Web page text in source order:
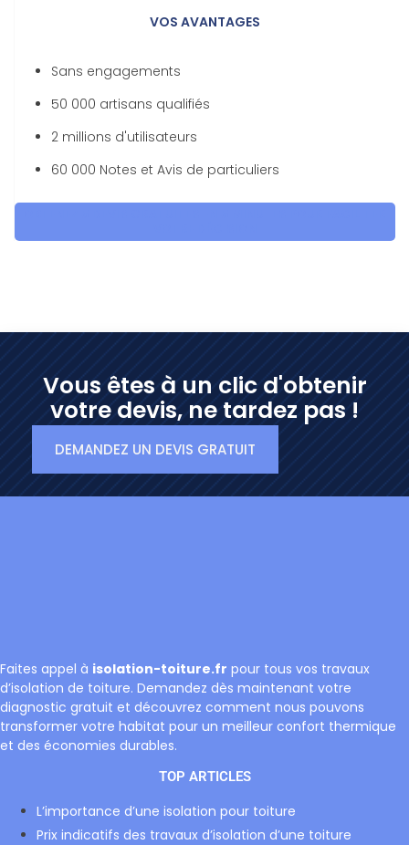
VOS AVANTAGES
Sans engagements
50 000 artisans qualifiés
2 millions d'utilisateurs
60 000 Notes et Avis de particuliers
Vous êtes à un clic d'obtenir
votre devis, ne tardez pas !
DEMANDEZ UN DEVIS GRATUIT
Faites appel à isolation-toiture.fr pour tous vos travaux
d’isolation de toiture. Demandez dès maintenant votre
diagnostic gratuit et découvrez comment nous pouvons
transformer votre habitat pour un meilleur confort thermique
et des économies durables.
TOP ARTICLES
L’importance d’une isolation pour toiture
Prix indicatifs des travaux d’isolation d’une toiture